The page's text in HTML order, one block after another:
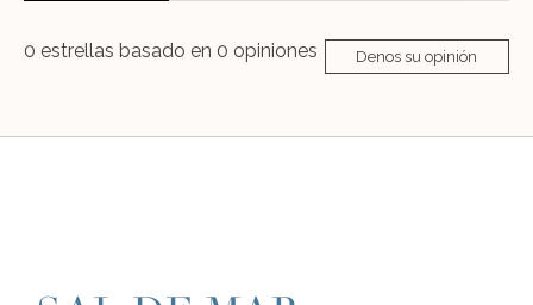
0 estrellas basado en 0 opiniones Denos su opinión